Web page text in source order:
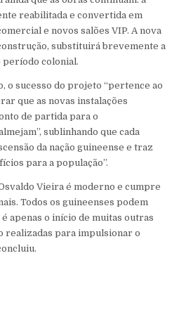
reabilitada e convertida em
e novos salões VIP. A nova
substituirá brevemente a
período colonial.
o sucesso do projeto “pertence ao
que as novas instalações
de partida para o
sublinhando que cada
da nação guineense e traz
para a população”.
Vieira é moderno e cumpre
Todos os guineenses podem
apenas o início de muitas outras
realizadas para impulsionar o